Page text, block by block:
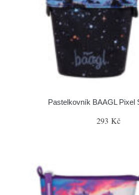
Pastelkovník BAAGL Pixel
293 Kč